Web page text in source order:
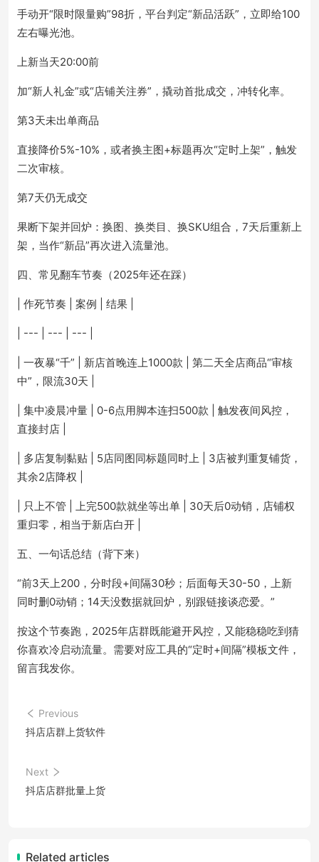
手动开“限时限量购”98折，平台判定“新品活跃”，立即给100
左右曝光池。
上新当天20:00前
加“新人礼金”或“店铺关注券”，撬动首批成交，冲转化率。
第3天未出单商品
直接降价5%-10%，或者换主图+标题再次“定时上架”，触发
二次审核。
第7天仍无成交
果断下架并回炉：换图、换类目、换SKU组合，7天后重新上
架，当作“新品”再次进入流量池。
四、常见翻车节奏（2025年还在踩）
| 作死节奏 | 案例 | 结果 |
| --- | --- | --- |
| 一夜暴“千” | 新店首晚连上1000款 | 第二天全店商品“审核
中”，限流30天 |
| 集中凌晨冲量 | 0-6点用脚本连扫500款 | 触发夜间风控，
直接封店 |
| 多店复制黏贴 | 5店同图同标题同时上 | 3店被判重复铺货，
其余2店降权 |
| 只上不管 | 上完500款就坐等出单 | 30天后0动销，店铺权
重归零，相当于新店白开 |
五、一句话总结（背下来）
“前3天上200，分时段+间隔30秒；后面每天30-50，上新
同时删0动销；14天没数据就回炉，别跟链接谈恋爱。”
按这个节奏跑，2025年店群既能避开风控，又能稳稳吃到猜
你喜欢冷启动流量。需要对应工具的“定时+间隔”模板文件，
留言我发你。
Previous
抖店店群上货软件
Next
抖店店群批量上货
Related articles